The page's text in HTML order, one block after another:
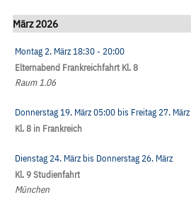
März 2026
Montag 2. März18:30- 20:00
Elternabend Frankreichfahrt Kl. 8
Raum 1.06
Donnerstag 19. März05:00 bis Freitag 27. März
Kl. 8 in Frankreich
Dienstag 24. März bis Donnerstag 26. März
Kl. 9 Studienfahrt
München